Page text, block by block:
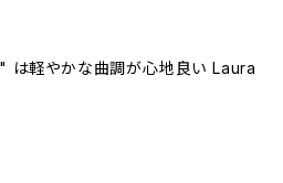
軽やかな曲調が心地良い Laura